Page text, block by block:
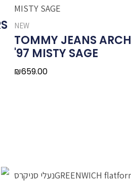
NEW
TOMMY JEANS
'97 MISTY SAGE
₪659.00